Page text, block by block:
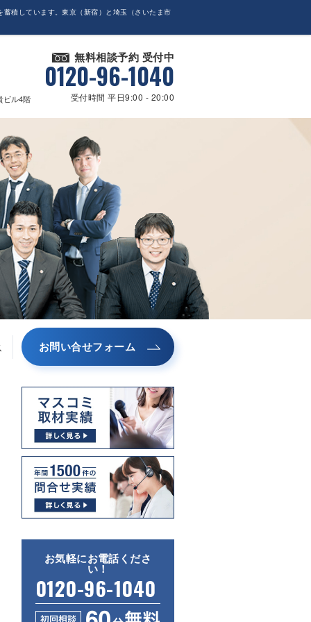
積しています。東京（新宿）と埼玉（さいたま市
ビル4階
無料相談予約 受付中
0120-96-1040
受付時間 平日9:00 - 20:00
お問い合せフォーム
お気軽にお電話くださ
い！
0120-96-1040